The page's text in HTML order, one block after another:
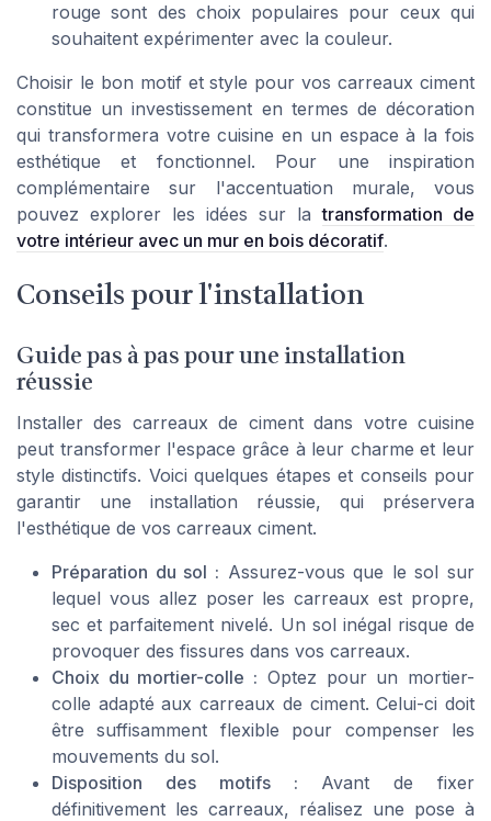
rouge sont des choix populaires pour ceux qui
souhaitent expérimenter avec la couleur.
Choisir le bon motif et style pour vos carreaux ciment
constitue un investissement en termes de décoration
qui transformera votre cuisine en un espace à la fois
esthétique et fonctionnel. Pour une inspiration
complémentaire sur l'accentuation murale, vous
pouvez explorer les idées sur latransformation de
votre intérieur avec un mur en bois décoratif.
Conseils pour l'installation
Guide pas à pas pour une installation
réussie
Installer des carreaux de ciment dans votre cuisine
peut transformer l'espace grâce à leur charme et leur
style distinctifs. Voici quelques étapes et conseils pour
garantir une installation réussie, qui préservera
l'esthétique de vos carreaux ciment.
Préparation du sol : Assurez-vous que le sol sur
lequel vous allez poser les carreaux est propre,
sec et parfaitement nivelé. Un sol inégal risque de
provoquer des fissures dans vos carreaux.
Choix du mortier-colle : Optez pour un mortier-
colle adapté aux carreaux de ciment. Celui-ci doit
être suffisamment flexible pour compenser les
mouvements du sol.
Disposition des motifs : Avant de fixer
définitivement les carreaux, réalisez une pose à